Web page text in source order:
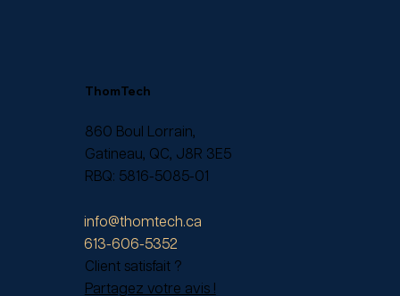
ThomTech
860 Boul Lorrain,
Gatineau, QC, J8R 3E5
RBQ: 5816-5085-01
info@thomtech.ca
613-606-5352
Client satisfait ?
Partagez votre avis !